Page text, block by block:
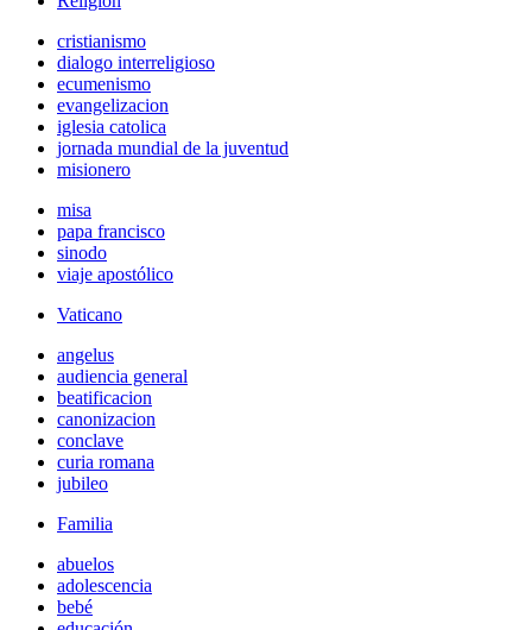
cristianismo
dialogo interreligioso
ecumenismo
evangelizacion
iglesia catolica
jornada mundial de la juventud
misionero
misa
papa francisco
sinodo
viaje apostólico
Vaticano
angelus
audiencia general
beatificacion
canonizacion
conclave
curia romana
jubileo
Familia
abuelos
adolescencia
bebé